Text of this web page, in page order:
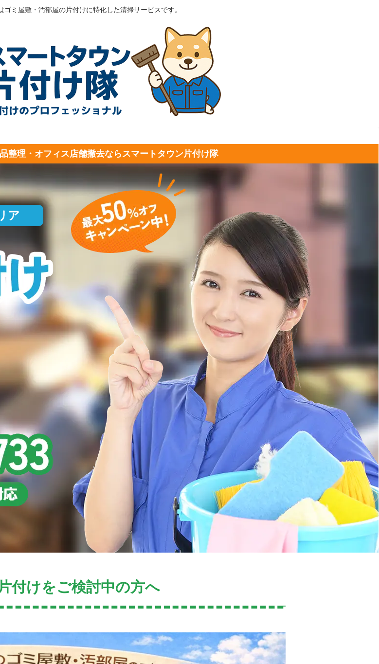
ゴミ屋敷・汚部屋の片付けに特化した清掃サービスです。
整理・オフィス店舗撤去ならスマートタウン片付け隊
ア
付けをご検討中の方へ